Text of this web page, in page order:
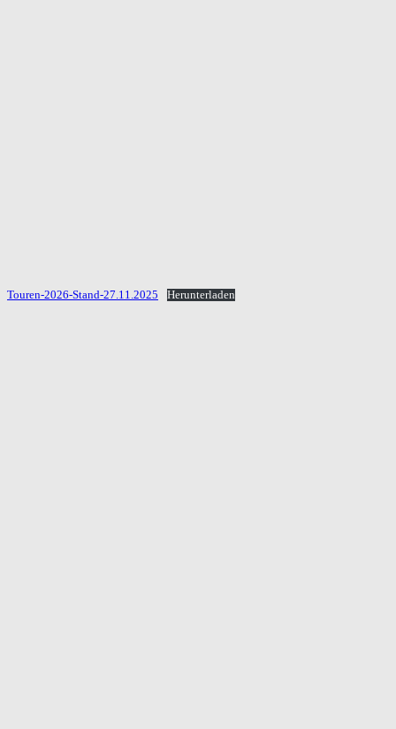
Touren-2026-Stand-27.11.2025 Herunterladen